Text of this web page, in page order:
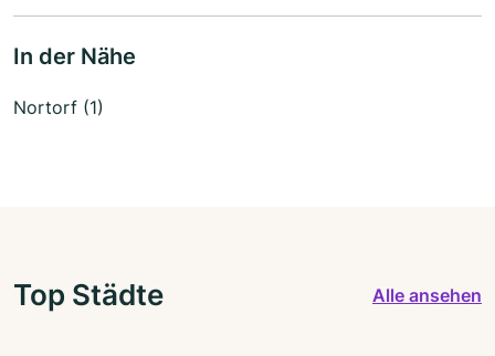
In der Nähe
Nortorf (1)
Top Städte Alle ansehen